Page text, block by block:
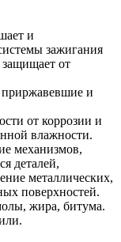
и
зажигания
защищает от
приржавевшие и
от коррозии и
влажности.
механизмов,
деталей,
металлических,
поверхностей.
жира, битума.